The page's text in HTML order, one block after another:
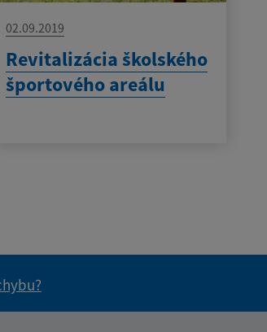
02.09.2019
Revitalizácia školského
športového areálu